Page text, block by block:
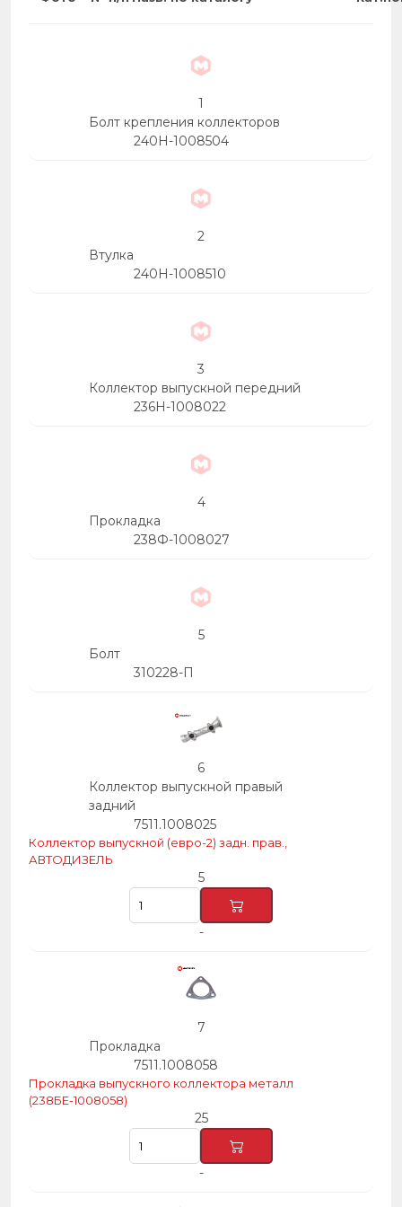
1
Болт крепления коллекторов
240Н-1008504
2
Втулка
240Н-1008510
3
Коллектор выпускной передний
236Н-1008022
4
Прокладка
238Ф-1008027
5
Болт
310228-П
6
Коллектор выпускной правый
задний
7511.1008025
Коллектор выпускной (евро-2) задн. прав.,
АВТОДИЗЕЛЬ
5
-
7
Прокладка
7511.1008058
Прокладка выпускного коллектора металл
(238БЕ-1008058)
25
-